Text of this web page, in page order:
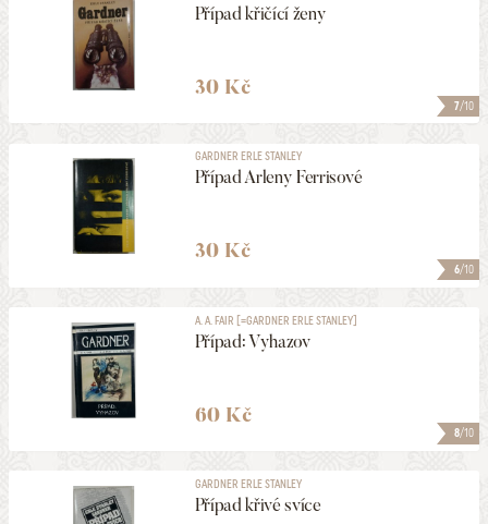
7/10
Případ křičící ženy
30 Kč
6/10
GARDNER ERLE STANLEY
Případ Arleny Ferrisové
30 Kč
8/10
A. A. FAIR [=GARDNER ERLE STANLEY]
Případ: Vyhazov
60 Kč
GARDNER ERLE STANLEY
Případ křivé svíce